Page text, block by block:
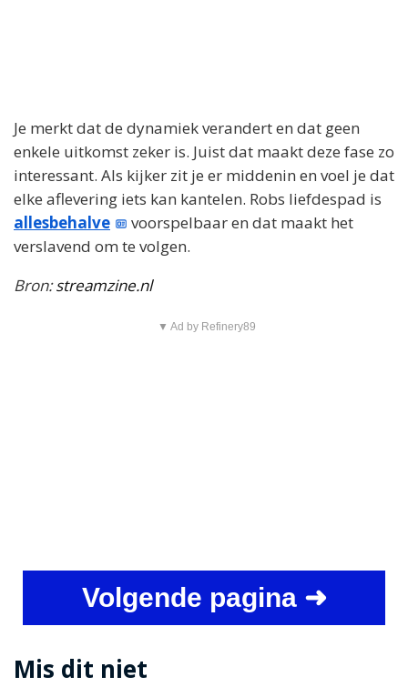
Je merkt dat de dynamiek verandert en dat geen
enkele uitkomst zeker is. Juist dat maakt deze fase zo
interessant. Als kijker zit je er middenin en voel je dat
elke aflevering iets kan kantelen. Robs liefdespad is
allesbehalve
voorspelbaar en dat maakt het
verslavend om te volgen.
Bron:streamzine.nl
▼ Ad by Refinery89
Volgende pagina ➜
Mis dit niet